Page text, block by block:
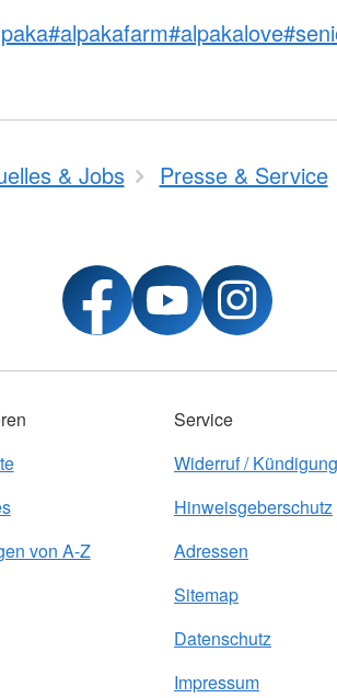
#alpakafarm#alpakalove
& Jobs Presse & Service
von A-Z
Service
Widerruf / Kündigung
Hinweisgeberschutz
Adressen
Sitemap
Datenschutz
Impressum